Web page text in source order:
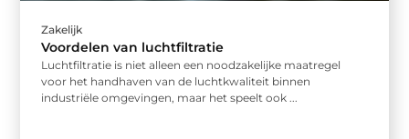
Zakelijk
Voordelen van luchtfiltratie
Luchtfiltratie is niet alleen een noodzakelijke maatregel
voor het handhaven van de luchtkwaliteit binnen
industriële omgevingen, maar het speelt ook ...